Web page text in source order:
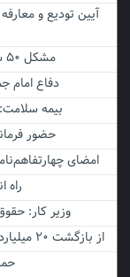
آیین تودیع و
مشکل ۵۰ ساله اسناد مالکیت مردم بیدخون حل شد
دفاع امام
بیمه سلامت:
حضور
امضای
راه
وزیر کار:
از بازگشت ۲۰ میلیارد یورو تا برخورد با شبکه کارت‌های بازرگانی اجاره‌ای
حمله